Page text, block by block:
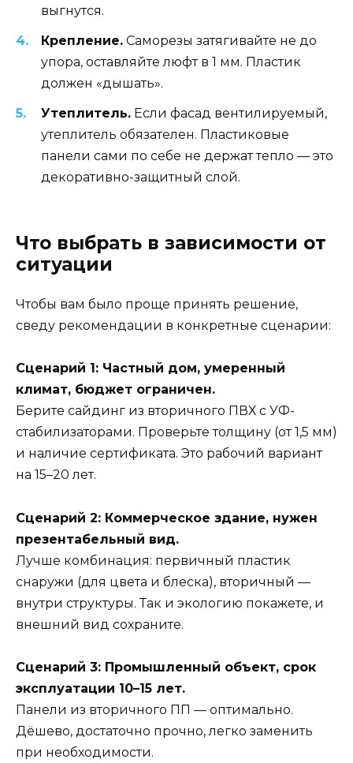
выгнутся.
Крепление. Саморезы затягивайте не до
упора, оставляйте люфт в 1 мм. Пластик
должен «дышать».
Утеплитель. Если фасад вентилируемый,
утеплитель обязателен. Пластиковые
панели сами по себе не держат тепло — это
декоративно-защитный слой.
Что выбрать в зависимости от
ситуации
Чтобы вам было проще принять решение,
сведу рекомендации в конкретные сценарии:
Сценарий 1: Частный дом, умеренный
климат, бюджет ограничен.
Берите сайдинг из вторичного ПВХ с УФ-
стабилизаторами. Проверьте толщину (от 1,5 мм)
и наличие сертификата. Это рабочий вариант
на 15–20 лет.
Сценарий 2: Коммерческое здание, нужен
презентабельный вид.
Лучше комбинация: первичный пластик
снаружи (для цвета и блеска), вторичный —
внутри структуры. Так и экологию покажете, и
внешний вид сохраните.
Сценарий 3: Промышленный объект, срок
эксплуатации 10–15 лет.
Панели из вторичного ПП — оптимально.
Дёшево, достаточно прочно, легко заменить
при необходимости.